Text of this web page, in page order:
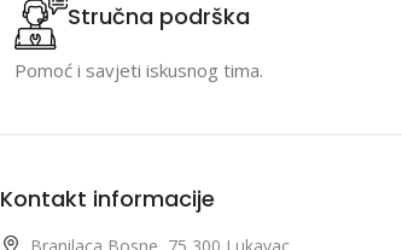
Stručna podrška
Pomoć i savjeti iskusnog tima.
Kontakt informacije